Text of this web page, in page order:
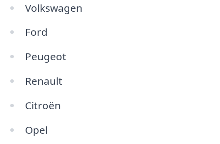
Volkswagen
Ford
Peugeot
Renault
Citroën
Opel